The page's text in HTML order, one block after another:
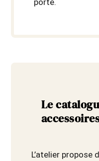
porte.
Le
L’atelier propose